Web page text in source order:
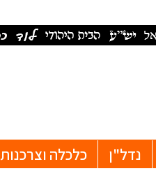
נדל"ן כלכלה וצרכנות